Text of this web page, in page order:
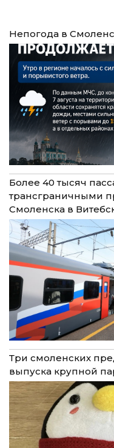
Непогода в
Более 40 тысяч
трансграничными
Смоленска в
Три смоленских
выпуска крупной